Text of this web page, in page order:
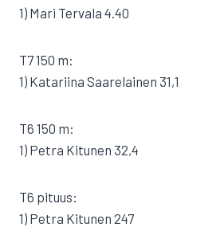
1) Mari Tervala 4.40
T7 150 m:
1) Katariina Saarelainen 31,1
T6 150 m:
1) Petra Kitunen 32,4
T6 pituus:
1) Petra Kitunen 247